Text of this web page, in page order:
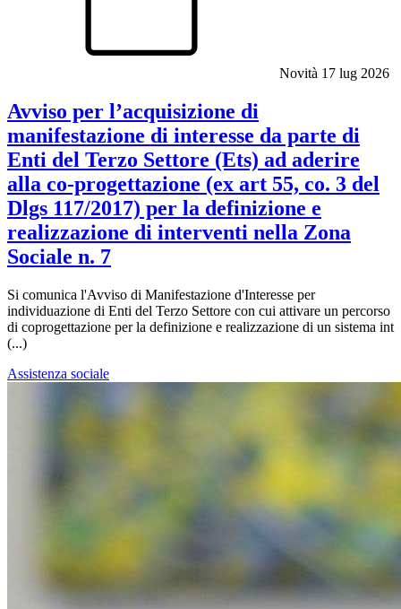
Novità 17 lug 2026
Avviso per l’acquisizione di
manifestazione di interesse da parte di
Enti del Terzo Settore (Ets) ad aderire
alla co-progettazione (ex art 55, co. 3 del
Dlgs 117/2017) per la definizione e
realizzazione di interventi nella Zona
Sociale n. 7
Si comunica l'Avviso di Manifestazione d'Interesse per
individuazione di Enti del Terzo Settore con cui attivare un percorso
di coprogettazione per la definizione e realizzazione di un sistema int
(...)
Assistenza sociale